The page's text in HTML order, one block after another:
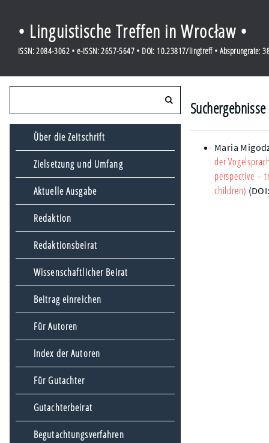
• Linguistische Treffen in Wrocław •
ISSN: 2084-3062 • e-ISSN: 2657-5647 • DOI: 10.23817/lingtreff • Absprungrate:
Über die Zeitschrift
Zielsetzung und Umfang
Aktuelle Ausgabe
Redaktion
Redaktionsbeirat
Wissenschaftlicher Beirat
Beitrag einreichen
Für Autoren
Index der Autoren
Für Gutachter
Gutachterbeirat
Begutachtungsverfahren
Maria
der
perspective –
children)